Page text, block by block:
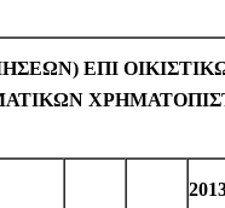
ΕΠΙ